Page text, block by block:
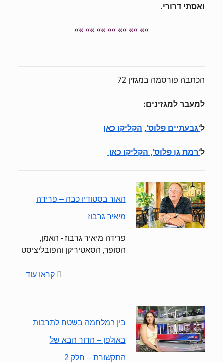
ואסתי דרורי.
»» »» »» »» »» »» »»
הכתבה פורסמה במגזין 72
למעבר למגזינים:
ל‘גבעתיים פלוס’, הקליקו כאן
ל‘רמת גן פלוס’, הקליקו כאן
האור בסטודיו כבה – פרידה
מיאיר גרבוז
פרידה מיאיר גרבוז - האמן,
הסופר, הסאטיריקן והפובליציסט
קראו עוד
בין המלחמה בשטח לתרבות
באולפן – הדור הבא של
התקשורת – חלק 2